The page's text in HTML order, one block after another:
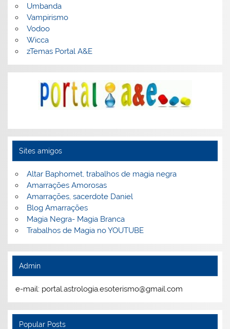
Umbanda
Vampirismo
Vodoo
Wicca
zTemas Portal A&E
Sites amigos
Altar Baphomet, trabalhos de magia negra
Amarrações Amorosas
Amarrações, sacerdote Daniel
Blog Amarrações
Magia Negra- Magia Branca
Trabalhos de Magia no YOUTUBE
Admin
e-mail: portal.astrologia.esoterismo@gmail.com
Popular Posts